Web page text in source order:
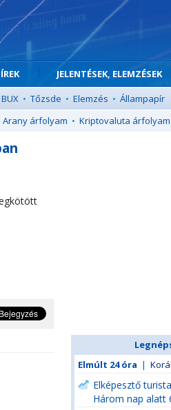
JELENTÉSEK, ELEMZÉSEK
BUX • Tőzsde • Elemzés • Állampapír
Arany árfolyam • Kriptovaluta árfolyam
Elmúlt 24 óra |
Elképesztő
Három nap alatt